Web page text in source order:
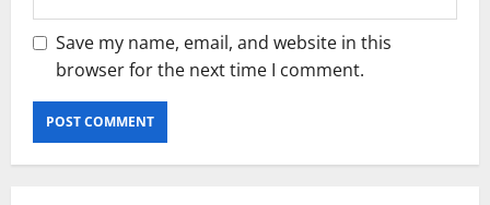
Save my name, email, and website in this
browser for the next time I comment.